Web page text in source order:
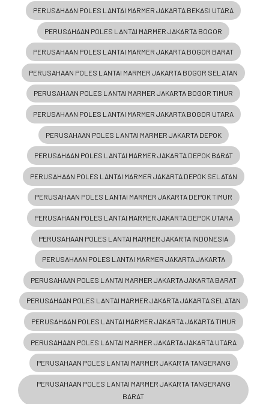
PERUSAHAAN POLES LANTAI MARMER JAKARTA BEKASI UTARA
PERUSAHAAN POLES LANTAI MARMER JAKARTA BOGOR
PERUSAHAAN POLES LANTAI MARMER JAKARTA BOGOR BARAT
PERUSAHAAN POLES LANTAI MARMER JAKARTA BOGOR SELATAN
PERUSAHAAN POLES LANTAI MARMER JAKARTA BOGOR TIMUR
PERUSAHAAN POLES LANTAI MARMER JAKARTA BOGOR UTARA
PERUSAHAAN POLES LANTAI MARMER JAKARTA DEPOK
PERUSAHAAN POLES LANTAI MARMER JAKARTA DEPOK BARAT
PERUSAHAAN POLES LANTAI MARMER JAKARTA DEPOK SELATAN
PERUSAHAAN POLES LANTAI MARMER JAKARTA DEPOK TIMUR
PERUSAHAAN POLES LANTAI MARMER JAKARTA DEPOK UTARA
PERUSAHAAN POLES LANTAI MARMER JAKARTA INDONESIA
PERUSAHAAN POLES LANTAI MARMER JAKARTA JAKARTA
PERUSAHAAN POLES LANTAI MARMER JAKARTA JAKARTA BARAT
PERUSAHAAN POLES LANTAI MARMER JAKARTA JAKARTA SELATAN
PERUSAHAAN POLES LANTAI MARMER JAKARTA JAKARTA TIMUR
PERUSAHAAN POLES LANTAI MARMER JAKARTA JAKARTA UTARA
PERUSAHAAN POLES LANTAI MARMER JAKARTA TANGERANG
PERUSAHAAN POLES LANTAI MARMER JAKARTA TANGERANG
BARAT